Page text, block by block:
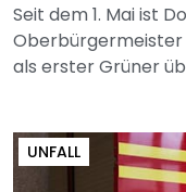
Seit dem 1. Mai ist
Oberbürgermeister
als erster Grüner
UNFALL